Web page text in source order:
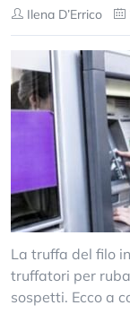
Ilena D’Errico
La truffa del filo
truffatori per
sospetti. Ecco a